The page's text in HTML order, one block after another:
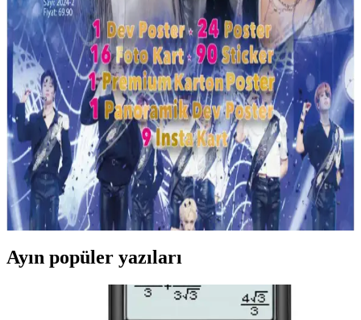
Can Çocuk Dev Şeftali: Gençler İçin Eğlenceli ve
Geliştirici Bir Roman Seçeneği
Can Çocuk Dev Şeftali, gençlere uygun, etkileyici ve eğlenceli
hikayesiyle öne çıkan, yüksek değerlendirme alan bir roman. Uygun
fiyat ve kolay taşınabilirliğiyle gençlerin favorisi olmaya aday.
YouTube ve K Star Dergi: Dijital Eğlence ve İçerik
Platformlarının Güncel Özellikleri
YouTube ve K Star Dergi, dijital eğlence ve bilgi paylaşımında geniş
içerik yelpazesi sunuyor. Müzik, çocuklar ve eğitim alanlarında özel
uygulamalarla kullanıcı dostu deneyim sağlıyor.
Ayın popüler yazıları